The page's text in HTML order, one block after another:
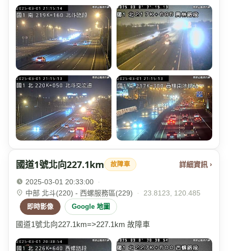
國道1號北向227.1km 故障車 詳細資訊 ›
2025-03-01 20:33:00
·
中部 北斗(220) - 西螺服務區(229)
· 23.8123, 120.485
即時影像 Google 地圖
國道1號北向227.1km=>227.1km 故障車